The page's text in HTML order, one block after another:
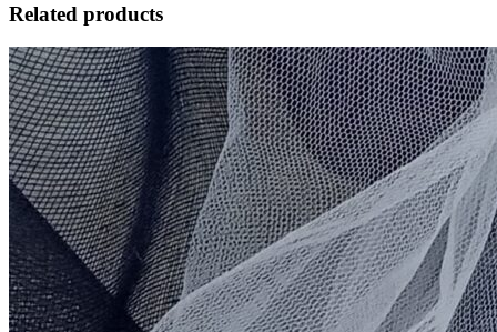
Related products